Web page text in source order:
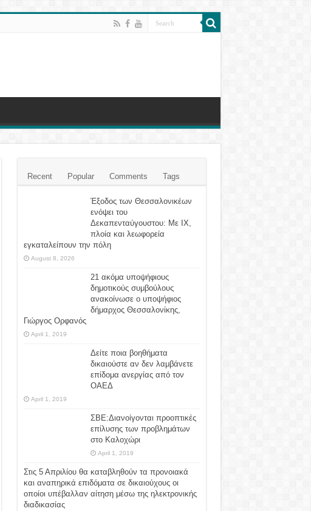
Recent Popular Comments Tags
Έξοδος των Θεσσαλονικέων
ενόψει του
Δεκαπενταύγουστου: Με ΙΧ,
πλοία και λεωφορεία
εγκαταλείπουν την πόλη
August 8, 2026
21 ακόμα υποψήφιους
δημοτικούς συμβούλους
ανακοίνωσε ο υποψήφιος
δήμαρχος Θεσσαλονίκης,
Γιώργος Ορφανός
April 1, 2019
Δείτε ποια βοηθήματα
δικαιούστε αν δεν λαμβάνετε
επίδομα ανεργίας από τον
ΟΑΕΔ
April 1, 2019
ΣΒΕ:Διανοίγονται προοπτικές
επίλυσης των προβλημάτων
στο Καλοχώρι
April 1, 2019
Στις 5 Απριλίου θα καταβληθούν τα προνοιακά
και αναπηρικά επιδόματα σε δικαιούχους οι
οποίοι υπέβαλλαν αίτηση μέσω της ηλεκτρονικής
διαδικασίας